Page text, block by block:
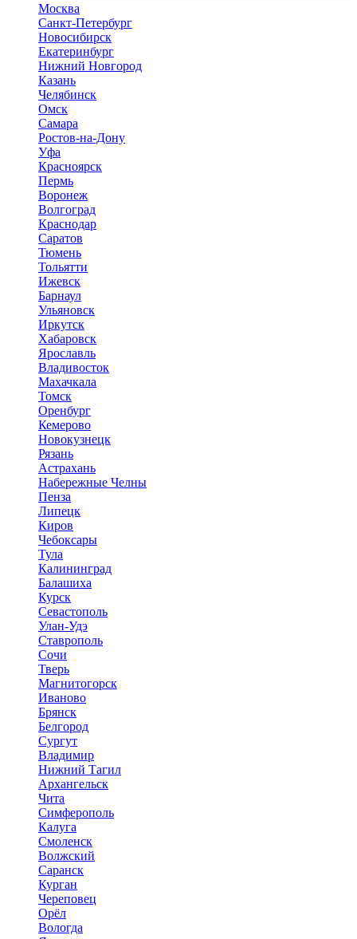
Москва
Санкт-Петербург
Новосибирск
Екатеринбург
Нижний Новгород
Казань
Челябинск
Омск
Самара
Ростов-на-Дону
Уфа
Красноярск
Пермь
Воронеж
Волгоград
Краснодар
Саратов
Тюмень
Тольятти
Ижевск
Барнаул
Ульяновск
Иркутск
Хабаровск
Ярославль
Владивосток
Махачкала
Томск
Оренбург
Кемерово
Новокузнецк
Рязань
Астрахань
Набережные Челны
Пенза
Липецк
Киров
Чебоксары
Тула
Калининград
Балашиха
Курск
Севастополь
Улан-Удэ
Ставрополь
Сочи
Тверь
Магнитогорск
Иваново
Брянск
Белгород
Сургут
Владимир
Нижний Тагил
Архангельск
Чита
Симферополь
Калуга
Смоленск
Волжский
Саранск
Курган
Череповец
Орёл
Вологда